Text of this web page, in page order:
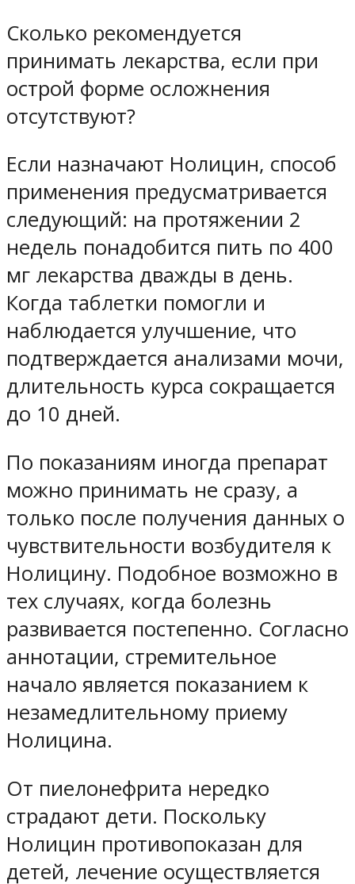
Сколько рекомендуется
принимать лекарства, если при
острой форме осложнения
отсутствуют?
Если назначают Нолицин, способ
применения предусматривается
следующий: на протяжении 2
недель понадобится пить по 400
мг лекарства дважды в день.
Когда таблетки помогли и
наблюдается улучшение, что
подтверждается анализами мочи,
длительность курса сокращается
до 10 дней.
По показаниям иногда препарат
можно принимать не сразу, а
только после получения данных о
чувствительности возбудителя к
Нолицину. Подобное возможно в
тех случаях, когда болезнь
развивается постепенно. Согласно
аннотации, стремительное
начало является показанием к
незамедлительному приему
Нолицина.
От пиелонефрита нередко
страдают дети. Поскольку
Нолицин противопоказан для
детей, лечение осуществляется